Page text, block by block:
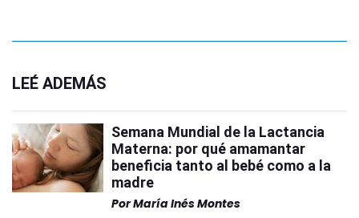
LEÉ ADEMÁS
Semana Mundial de la Lactancia
Materna: por qué amamantar
beneficia tanto al bebé como a la
madre
PorMaría Inés Montes